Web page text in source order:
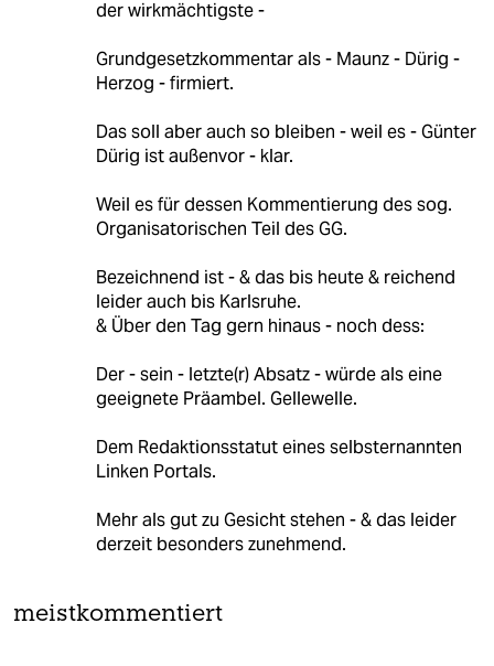
der wirkmächtigste -
Grundgesetzkommentar als - Maunz - Dürig -
Herzog - firmiert.
Das soll aber auch so bleiben - weil es - Günter
Dürig ist außenvor - klar.
Weil es für dessen Kommentierung des sog.
Organisatorischen Teil des GG.
Bezeichnend ist - & das bis heute & reichend
leider auch bis Karlsruhe.
& Über den Tag gern hinaus - noch dess:
Der - sein - letzte(r) Absatz - würde als eine
geeignete Präambel. Gellewelle.
Dem Redaktionsstatut eines selbsternannten
Linken Portals.
Mehr als gut zu Gesicht stehen - & das leider
derzeit besonders zunehmend.
meistkommentiert